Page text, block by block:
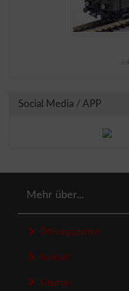
Social Media / APP
Mehr über...
Öffnungszeiten
Kontakt
Sitemap